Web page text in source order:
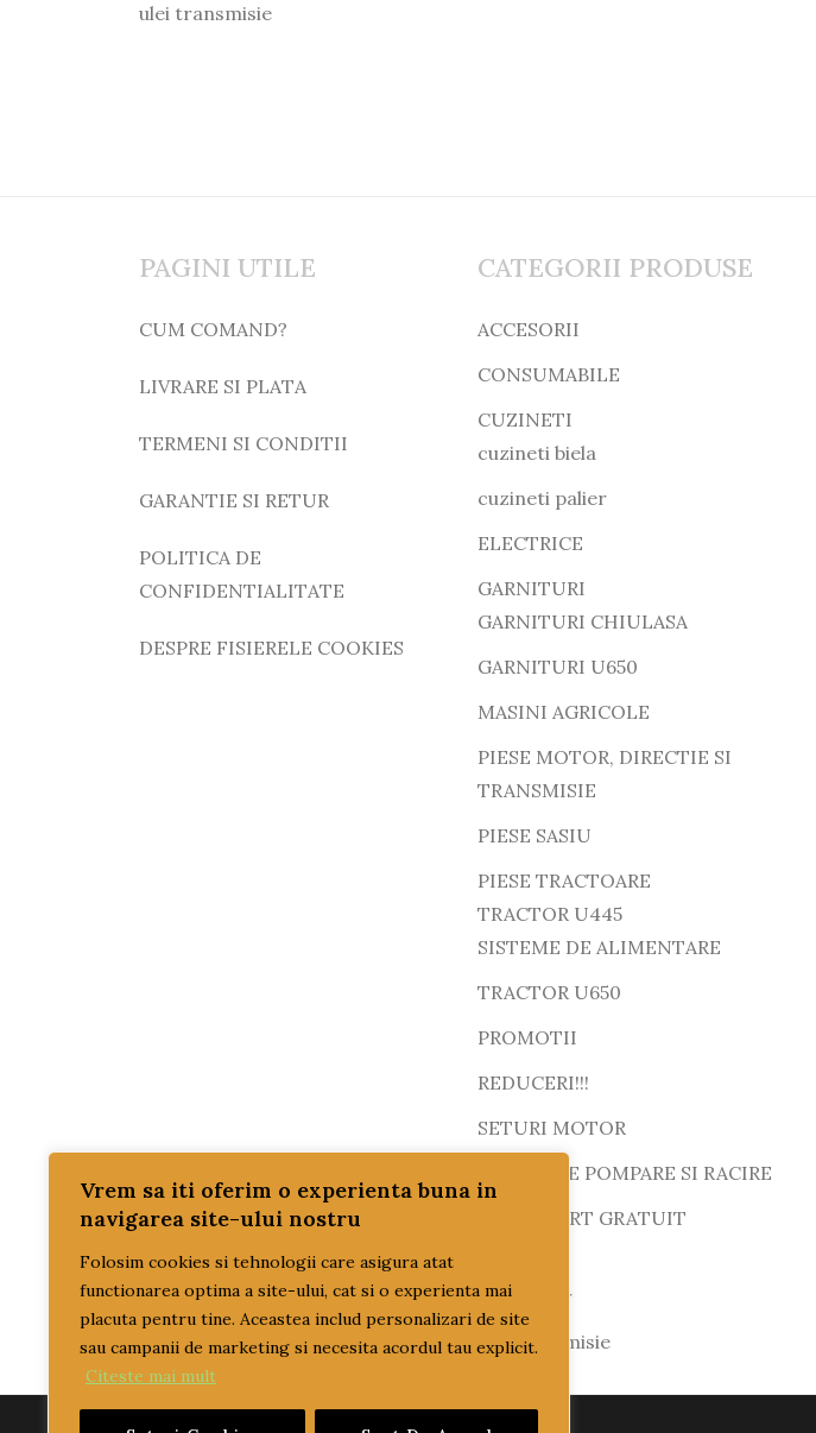
Vrem sa iti oferim o experienta buna in
navigarea site-ului nostru
Folosim cookies si tehnologii care asigura atat
functionarea optima a site-ului, cat si o experienta mai
placuta pentru tine. Aceastea includ personalizari de site
sau campanii de marketing si necesita acordul tau explicit.
Citeste mai mult
ulei transmisie
PAGINI UTILE
CUM COMAND?
LIVRARE SI PLATA
TERMENI SI CONDITII
GARANTIE SI RETUR
POLITICA DE
CONFIDENTIALITATE
DESPRE FISIERELE COOKIES
CATEGORII PRODUSE
ACCESORII
CONSUMABILE
CUZINETI
cuzineti biela
cuzineti palier
ELECTRICE
GARNITURI
GARNITURI CHIULASA
GARNITURI U650
MASINI AGRICOLE
PIESE MOTOR, DIRECTIE SI
TRANSMISIE
PIESE SASIU
PIESE TRACTOARE
TRACTOR U445
SISTEME DE ALIMENTARE
TRACTOR U650
PROMOTII
REDUCERI!!!
SETURI MOTOR
SISTEM DE POMPARE SI RACIRE
TRANSPORT GRATUIT
ulei motor
ulei transmisie